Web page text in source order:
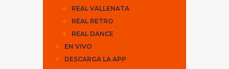
REAL VALLENATA
REAL RETRO
REAL DANCE
EN VIVO
DESCARGA LA APP